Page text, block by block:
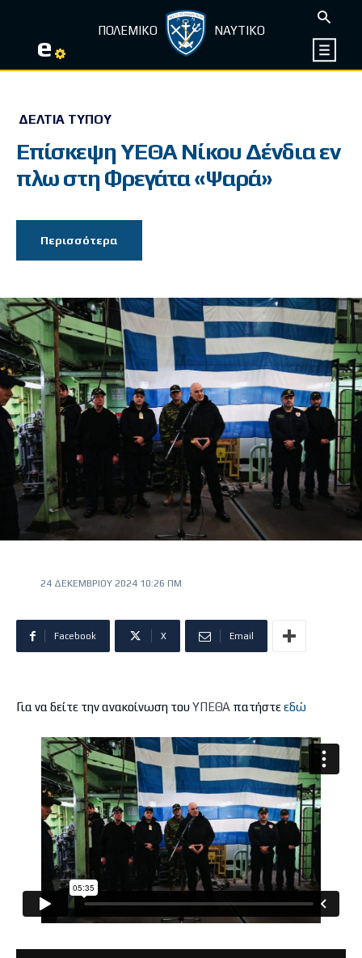
e ΠΟΛΕΜΙΚΟ ΝΑΥΤΙΚΟ
ΔΕΛΤΊΑ ΤΎΠΟΥ
Επίσκεψη ΥΕΘΑ Νίκου Δένδια εν
πλω στη Φρεγάτα «Ψαρά»
Περισσότερα
24 ΔΕΚΕΜΒΡΊΟΥ 2024 10:26 ΠΜ
Facebook X Email
Για να δείτε την ανακοίνωση τουΥΠΕΘΑ πατήστεεδώ